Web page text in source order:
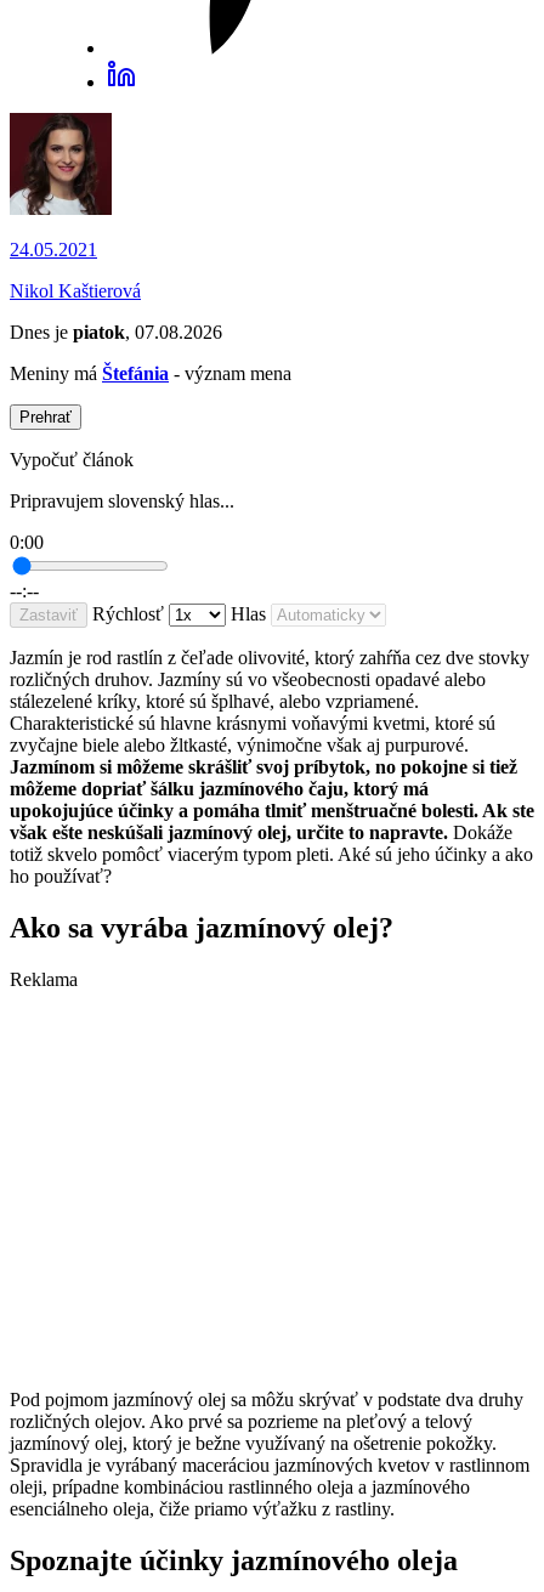
24.05.2021
Nikol Kaštierová
Dnes je piatok, 07.08.2026
Meniny má Štefánia - význam mena
Prehrať
Vypočuť článok
Pripravujem slovenský hlas...
0:00
--:--
Zastaviť Rýchlosť Hlas
Jazmín je rod rastlín z čeľade olivovité, ktorý zahŕňa cez dve stovky
rozličných druhov. Jazmíny sú vo všeobecnosti opadavé alebo
stálezelené kríky, ktoré sú šplhavé, alebo vzpriamené.
Charakteristické sú hlavne krásnymi voňavými kvetmi, ktoré sú
zvyčajne biele alebo žltkasté, výnimočne však aj purpurové.
Jazmínom si môžeme skrášliť svoj príbytok, no pokojne si tiež
môžeme dopriať šálku jazmínového čaju, ktorý má
upokojujúce účinky a pomáha tlmiť menštruačné bolesti. Ak ste
však ešte neskúšali jazmínový olej, určite to napravte. Dokáže
totiž skvelo pomôcť viacerým typom pleti. Aké sú jeho účinky a ako
ho používať?
Ako sa vyrába jazmínový olej?
Reklama
Pod pojmom jazmínový olej sa môžu skrývať v podstate dva druhy
rozličných olejov. Ako prvé sa pozrieme na pleťový a telový
jazmínový olej, ktorý je bežne využívaný na ošetrenie pokožky.
Spravidla je vyrábaný maceráciou jazmínových kvetov v rastlinnom
oleji, prípadne kombináciou rastlinného oleja a jazmínového
esenciálneho oleja, čiže priamo výťažku z rastliny.
Spoznajte účinky jazmínového oleja